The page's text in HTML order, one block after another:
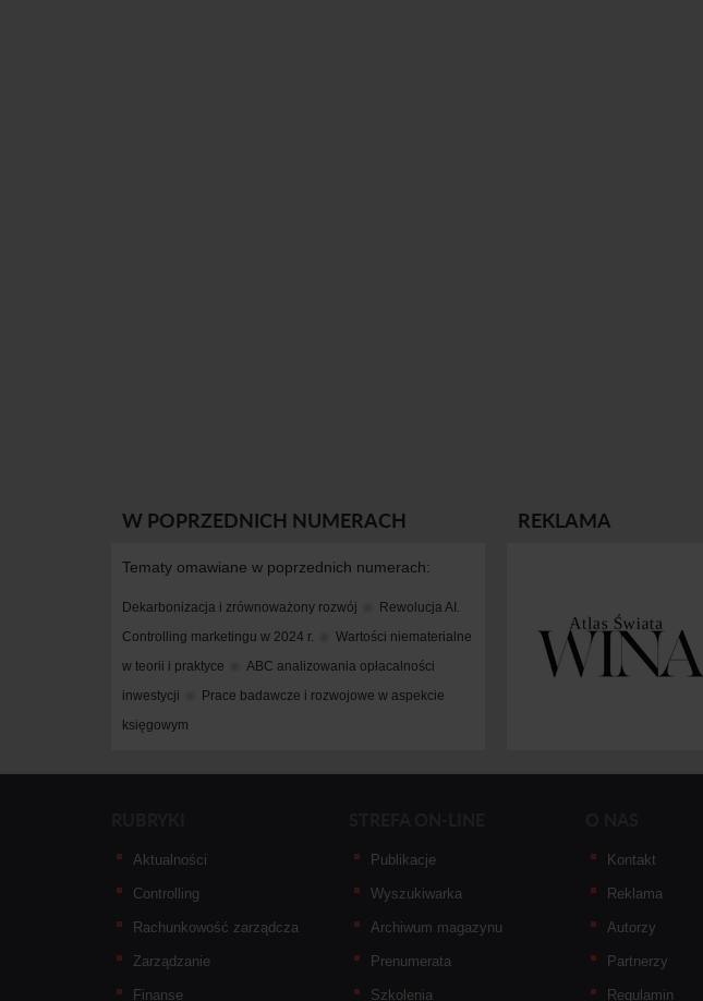
W POPRZEDNICH NUMERACH
Tematy omawiane w poprzednich numerach:
Dekarbonizacja i zrównoważony rozwój
Rewolucja AI.
Controlling marketingu w 2024 r.
Wartości niematerialne
w teorii i praktyce
ABC analizowania opłacalności
inwestycji
Prace badawcze i rozwojowe w aspekcie
księgowym
REKLAMA
Aktualności
Controlling
Rachunkowość zarządcza
Zarządzanie
Finanse
Publikacje
Wyszukiwarka
Archiwum magazynu
Prenumerata
Szkolenia
Kontakt
Reklama
Autorzy
Partnerzy
Regulamin